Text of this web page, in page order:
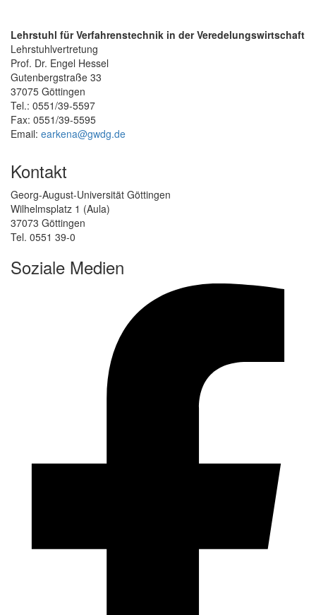
Lehrstuhl für Verfahrenstechnik in der Veredelungswirtschaft
Lehrstuhlvertretung
Prof. Dr. Engel Hessel
Gutenbergstraße 33
37075 Göttingen
Tel.: 0551/39-5597
Fax: 0551/39-5595
Email: earkena@gwdg.de
Kontakt
Georg-August-Universität Göttingen
Wilhelmsplatz 1 (Aula)
37073 Göttingen
Tel. 0551 39-0
Soziale Medien